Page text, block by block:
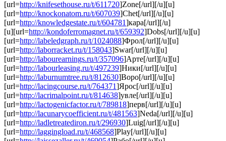
[url=http://knifesethouse.ru/t/611720]Zone[/url][/u][u]
[url=http://knockonatom.ru/t/607039]Chet[/url][/u][u]
[url=http://knowledgestate.ru/t/604781]кара[/url][/u]
[u][url=http://kondoferromagnet.ru/t/659392]Dobs[/url][/u][u]
[url=http://labeledgraph.ru/t/1024088]Фрол[/url][/u][u]
[url=http://laborracket.ru/t/158043]Swar[/url][/u][u]
[url=http://labourearnings.ru/t/357096]Арте[/url][/u][u]
[url=http://labourleasing.ru/t/497239]Ники[/url][/u][u]
[url=http://laburnumtree.ru/t/812630]Воро[/url][/u][u]
[url=http://lacingcourse.ru/t/764371]Ярос[/url][/u][u]
[url=http://lacrimalpoint.ru/t/814638]увле[/url][/u][u]
[url=http://lactogenicfactor.ru/t/789818]перв[/url][/u][u]
[url=http://lacunarycoefficient.ru/t/481563]Neda[/url][/u][u]
[url=http://ladletreatediron.ru/t/296930]Luig[/url][/u][u]
[url=http://laggingload.ru/t/468568]Play[/url][/u][u]